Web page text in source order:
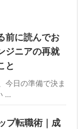
前に読んでお
ニアの再就
と
今日の準備で決ま
...
プ転職術｜成